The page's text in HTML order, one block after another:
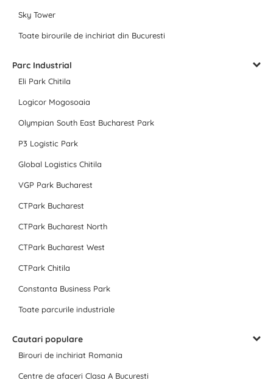
Sky Tower
Toate birourile de inchiriat din Bucuresti
Parc Industrial
Eli Park Chitila
Logicor Mogosoaia
Olympian South East Bucharest Park
P3 Logistic Park
Global Logistics Chitila
VGP Park Bucharest
CTPark Bucharest
CTPark Bucharest North
CTPark Bucharest West
CTPark Chitila
Constanta Business Park
Toate parcurile industriale
Cautari populare
Birouri de inchiriat Romania
Centre de afaceri Clasa A Bucuresti